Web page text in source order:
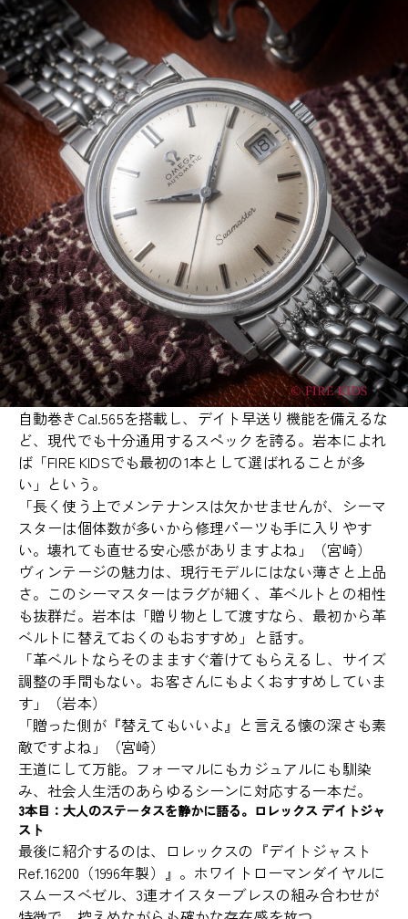
自動巻きCal.565を搭載し、デイト早送り機能を備えるな
ど、現代でも十分通用するスペックを誇る。岩本によれ
ば「FIRE KIDSでも最初の1本として選ばれることが多
い」という。
「長く使う上でメンテナンスは欠かせませんが、シーマ
スターは個体数が多いから修理パーツも手に入りやす
い。壊れても直せる安心感がありますよね」（宮崎）
ヴィンテージの魅力は、現行モデルにはない薄さと上品
さ。このシーマスターはラグが細く、革ベルトとの相性
も抜群だ。岩本は「贈り物として渡すなら、最初から革
ベルトに替えておくのもおすすめ」と話す。
「革ベルトならそのまますぐ着けてもらえるし、サイズ
調整の手間もない。お客さんにもよくおすすめしていま
す」（岩本）
「贈った側が『替えてもいいよ』と言える懐の深さも素
敵ですよね」（宮崎）
王道にして万能。フォーマルにもカジュアルにも馴染
み、社会人生活のあらゆるシーンに対応する一本だ。
3本目：大人のステータスを静かに語る。ロレックス デイトジャ
スト
最後に紹介するのは、ロレックスの『デイトジャスト
Ref.16200（1996年製）』。ホワイトローマンダイヤルに
スムースベゼル、3連オイスターブレスの組み合わせが